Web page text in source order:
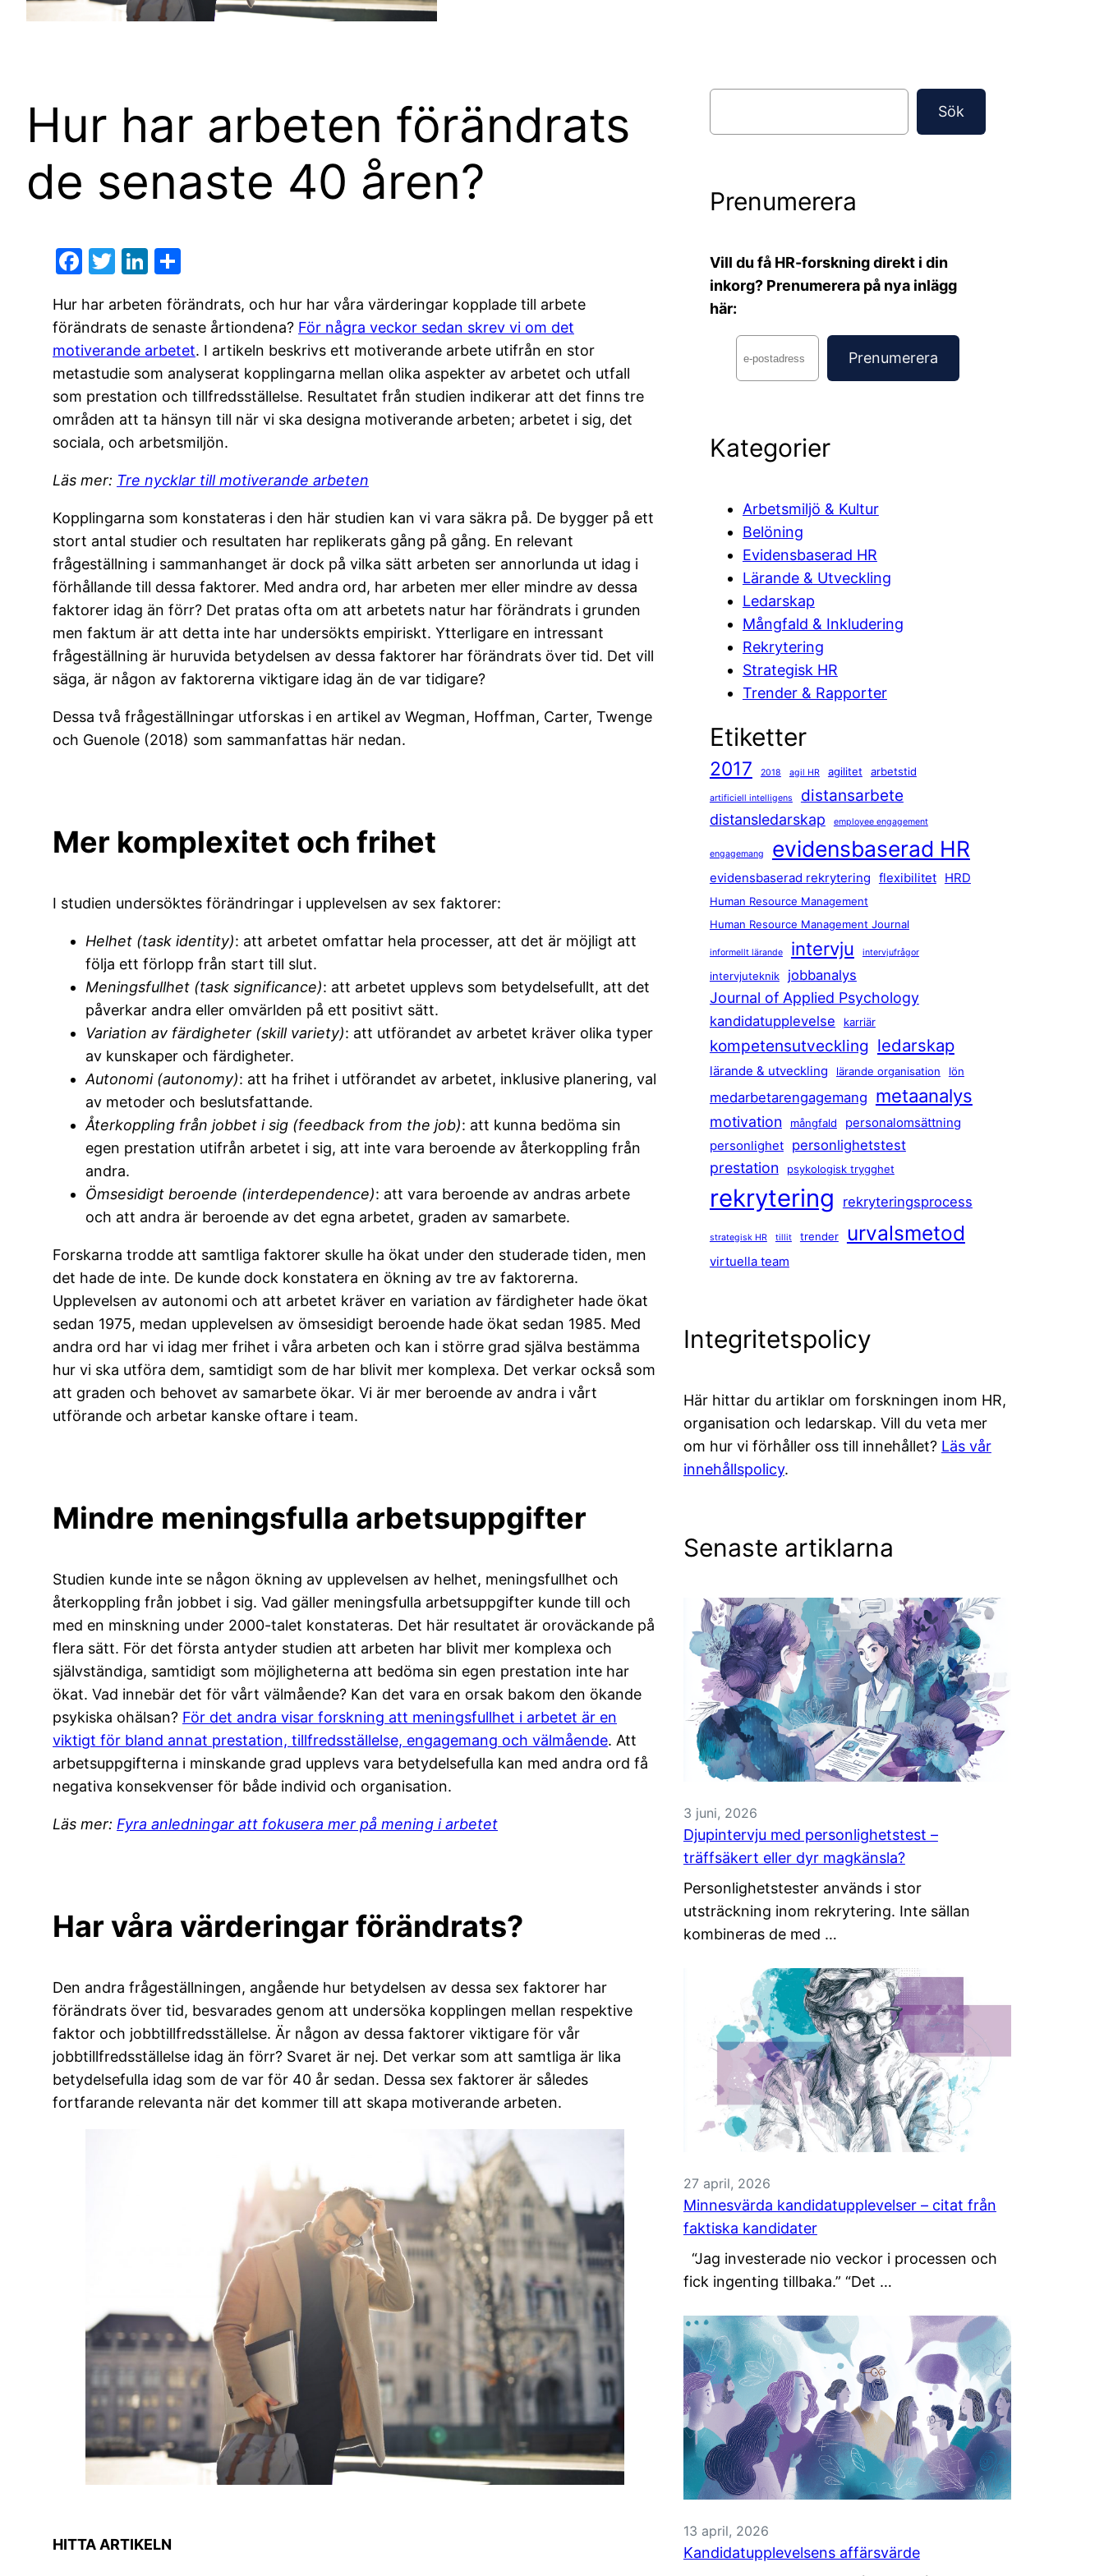
Hur har arbeten förändrats
de senaste 40 åren?
F
c
e
b
o
o
k
T
itt
er
Li
k
e
dI
n
a
Hur har arbeten förändrats, och hur har våra värderingar kopplade till arbete
förändrats de senaste årtiondena? För några veckor sedan skrev vi om det
motiverande arbetet. I artikeln beskrivs ett motiverande arbete utifrån en stor
metastudie som analyserat kopplingarna mellan olika aspekter av arbetet och utfall
som prestation och tillfredsställelse. Resultatet från studien indikerar att det finns tre
områden att ta hänsyn till när vi ska designa motiverande arbeten; arbetet i sig, det
sociala, och arbetsmiljön.
Läs mer: Tre nycklar till motiverande arbeten
Kopplingarna som konstateras i den här studien kan vi vara säkra på. De bygger på ett
stort antal studier och resultaten har replikerats gång på gång. En relevant
frågeställning i sammanhanget är dock på vilka sätt arbeten ser annorlunda ut idag i
förhållande till dessa faktorer. Med andra ord, har arbeten mer eller mindre av dessa
faktorer idag än förr? Det pratas ofta om att arbetets natur har förändrats i grunden
men faktum är att detta inte har undersökts empiriskt. Ytterligare en intressant
frågeställning är huruvida betydelsen av dessa faktorer har förändrats över tid. Det vill
säga, är någon av faktorerna viktigare idag än de var tidigare?
Dessa två frågeställningar utforskas i en artikel av Wegman, Hoffman, Carter, Twenge
och Guenole (2018) som sammanfattas här nedan.
Mer komplexitet och frihet
I studien undersöktes förändringar i upplevelsen av sex faktorer:
Helhet (task identity): att arbetet omfattar hela processer, att det är möjligt att
följa ett förlopp från start till slut.
Meningsfullhet (task significance): att arbetet upplevs som betydelsefullt, att det
påverkar andra eller omvärlden på ett positivt sätt.
Variation av färdigheter (skill variety): att utförandet av arbetet kräver olika typer
av kunskaper och färdigheter.
Autonomi (autonomy): att ha frihet i utförandet av arbetet, inklusive planering, val
av metoder och beslutsfattande.
Återkoppling från jobbet i sig (feedback from the job): att kunna bedöma sin
egen prestation utifrån arbetet i sig, att inte vara beroende av återkoppling från
andra.
Ömsesidigt beroende (interdependence): att vara beroende av andras arbete
och att andra är beroende av det egna arbetet, graden av samarbete.
Forskarna trodde att samtliga faktorer skulle ha ökat under den studerade tiden, men
det hade de inte. De kunde dock konstatera en ökning av tre av faktorerna.
Upplevelsen av autonomi och att arbetet kräver en variation av färdigheter hade ökat
sedan 1975, medan upplevelsen av ömsesidigt beroende hade ökat sedan 1985. Med
andra ord har vi idag mer frihet i våra arbeten och kan i större grad själva bestämma
hur vi ska utföra dem, samtidigt som de har blivit mer komplexa. Det verkar också som
att graden och behovet av samarbete ökar. Vi är mer beroende av andra i vårt
utförande och arbetar kanske oftare i team.
Mindre meningsfulla arbetsuppgifter
Studien kunde inte se någon ökning av upplevelsen av helhet, meningsfullhet och
återkoppling från jobbet i sig. Vad gäller meningsfulla arbetsuppgifter kunde till och
med en minskning under 2000-talet konstateras. Det här resultatet är oroväckande på
flera sätt. För det första antyder studien att arbeten har blivit mer komplexa och
självständiga, samtidigt som möjligheterna att bedöma sin egen prestation inte har
ökat. Vad innebär det för vårt välmående? Kan det vara en orsak bakom den ökande
psykiska ohälsan? För det andra visar forskning att meningsfullhet i arbetet är en
viktigt för bland annat prestation, tillfredsställelse, engagemang och välmående. Att
arbetsuppgifterna i minskande grad upplevs vara betydelsefulla kan med andra ord få
negativa konsekvenser för både individ och organisation.
Läs mer: Fyra anledningar att fokusera mer på mening i arbetet
Har våra värderingar förändrats?
Den andra frågeställningen, angående hur betydelsen av dessa sex faktorer har
förändrats över tid, besvarades genom att undersöka kopplingen mellan respektive
faktor och jobbtillfredsställelse. Är någon av dessa faktorer viktigare för vår
jobbtillfredsställelse idag än förr? Svaret är nej. Det verkar som att samtliga är lika
betydelsefulla idag som de var för 40 år sedan. Dessa sex faktorer är således
fortfarande relevanta när det kommer till att skapa motiverande arbeten.
HITTA ARTIKELN
Sök
Prenumerera
Vill du få HR-forskning direkt i din
inkorg? Prenumerera på nya inlägg
här:
Kategorier
Arbetsmiljö & Kultur
Belöning
Evidensbaserad HR
Lärande & Utveckling
Ledarskap
Mångfald & Inkludering
Rekrytering
Strategisk HR
Trender & Rapporter
Etiketter
2017 2018 agil HR agilitet arbetstid
artificiell intelligens distansarbete
distansledarskap employee engagement
engagemang evidensbaserad HR
evidensbaserad rekrytering flexibilitet HRD
Human Resource Management
Human Resource Management Journal
informellt lärande intervju intervjufrågor
intervjuteknik jobbanalys
Journal of Applied Psychology
kandidatupplevelse karriär
kompetensutveckling ledarskap
lärande & utveckling lärande organisation lön
medarbetarengagemang metaanalys
motivation mångfald
personalomsättning
personlighet personlighetstest
prestation psykologisk trygghet
rekrytering rekryteringsprocess
strategisk HR tillit trender urvalsmetod
virtuella team
Integritetspolicy
Här hittar du artiklar om forskningen inom HR,
organisation och ledarskap. Vill du veta mer
om hur vi förhåller oss till innehållet? Läs vår
innehållspolicy.
Senaste artiklarna
3 juni, 2026
Djupintervju med personlighetstest –
träffsäkert eller dyr magkänsla?
Personlighetstester används i stor
utsträckning inom rekrytering. Inte sällan
kombineras de med …
27 april, 2026
Minnesvärda kandidatupplevelser – citat från
faktiska kandidater
“Jag investerade nio veckor i processen och
fick ingenting tillbaka.” “Det …
13 april, 2026
Kandidatupplevelsens affärsvärde